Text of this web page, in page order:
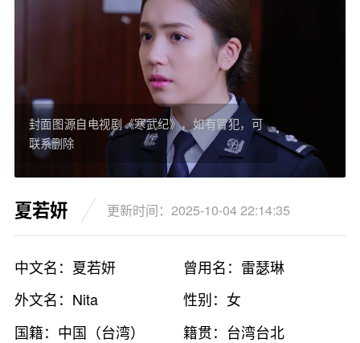
封面图源自电视剧《寒武纪》，如有冒犯，可
联系删除
夏若妍 更新时间：2025-10-04 22:14:35
中文名：夏若妍
曾用名：雷瑟琳
外文名：Nita
性别：女
国籍：中国（台湾）
籍贯：台湾台北